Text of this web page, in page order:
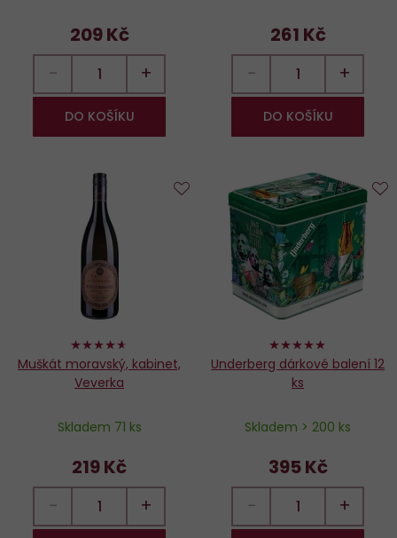
209 Kč
− +
DO KOŠÍKU
261 Kč
− +
DO KOŠÍKU
92%
Muškát moravský, kabinet,
Veverka
Skladem 71 ks
219 Kč
− +
oblíbených
100%
Underberg dárkové balení 12
ks
Skladem > 200 ks
395 Kč
− +